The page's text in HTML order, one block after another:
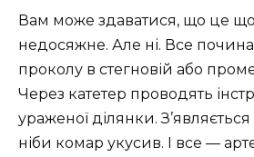
Вам може здаватися, що це
недосяжне. Але ні. Все
проколу в стегновій або
Через катетер проводять
ураженої ділянки. З’являється
ніби комар укусив. І все —